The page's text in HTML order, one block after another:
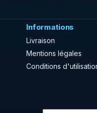
Informations
Livraison
Mentions légales
Conditions